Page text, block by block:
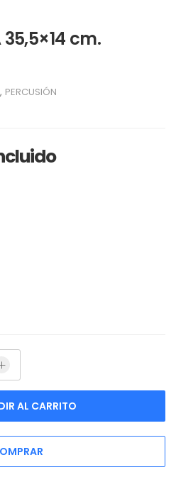
35,5×14 cm.
, PERCUSIÓN
AL CARRITO